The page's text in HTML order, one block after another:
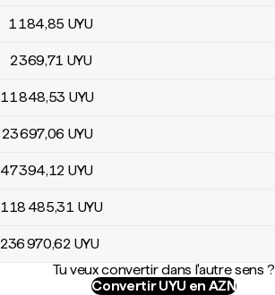
1 184,85 UYU
2 369,71 UYU
11 848,53 UYU
23 697,06 UYU
47 394,12 UYU
118 485,31 UYU
236 970,62 UYU
Tu veux convertir dans l'autre sens ?
Convertir UYU en AZN